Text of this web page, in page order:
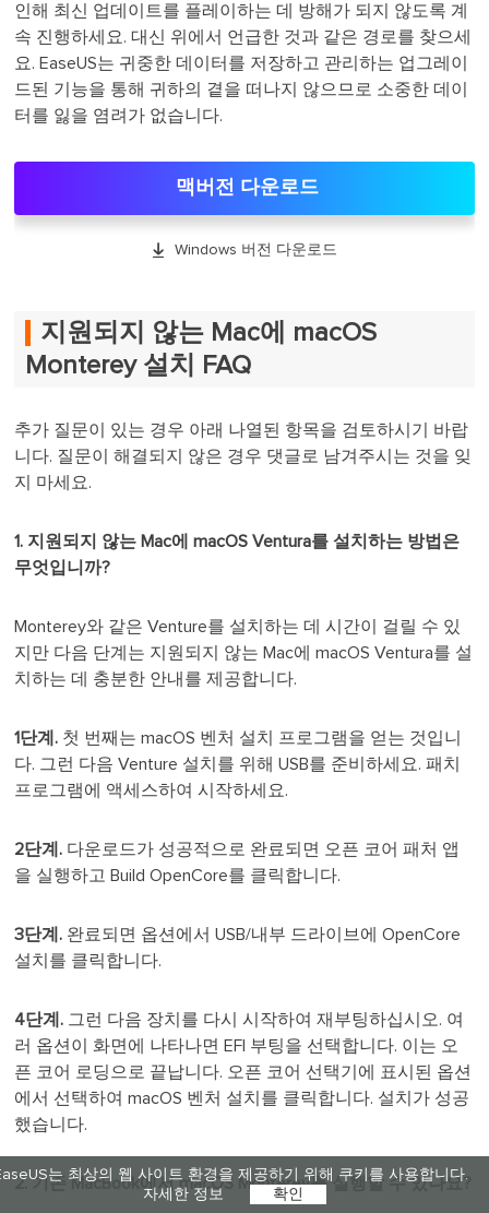
는 최상의 웹 사이트 환경을 제공하기 위해 쿠키를 사용합니다.
자세한 정보
확인
인해 최신 업데이트를 플레이하는 데 방해가 되지 않도록 계
속 진행하세요. 대신 위에서 언급한 것과 같은 경로를 찾으세
요. EaseUS는 귀중한 데이터를 저장하고 관리하는 업그레이
드된 기능을 통해 귀하의 곁을 떠나지 않으므로 소중한 데이
터를 잃을 염려가 없습니다.
맥버전 다운로드
 Windows 버전 다운로드
지원되지 않는 Mac에 macOS
Monterey 설치 FAQ
추가 질문이 있는 경우 아래 나열된 항목을 검토하시기 바랍
니다. 질문이 해결되지 않은 경우 댓글로 남겨주시는 것을 잊
지 마세요.
1. 지원되지 않는 Mac에 macOS Ventura를 설치하는 방법은
무엇입니까?
Monterey와 같은 Venture를 설치하는 데 시간이 걸릴 수 있
지만 다음 단계는 지원되지 않는 Mac에 macOS Ventura를 설
치하는 데 충분한 안내를 제공합니다.
1단계. 첫 번째는 macOS 벤처 설치 프로그램을 얻는 것입니
다. 그런 다음 Venture 설치를 위해 USB를 준비하세요. 패치
프로그램에 액세스하여 시작하세요.
2단계. 다운로드가 성공적으로 완료되면 오픈 코어 패처 앱
을 실행하고 Build OpenCore를 클릭합니다.
3단계. 완료되면 옵션에서 USB/내부 드라이브에 OpenCore
설치를 클릭합니다.
4단계. 그런 다음 장치를 다시 시작하여 재부팅하십시오. 여
러 옵션이 화면에 나타나면 EFI 부팅을 선택합니다. 이는 오
픈 코어 로딩으로 끝납니다. 오픈 코어 선택기에 표시된 옵션
에서 선택하여 macOS 벤처 설치를 클릭합니다. 설치가 성공
했습니다.
2. 기존 MacBook에서 macOS Monterey를 실행할 수 있나요?